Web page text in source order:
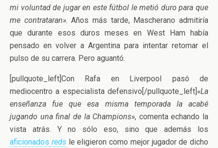
mi voluntad de jugar en este fútbol le metió duro para que
me contrataran». Años más tarde, Mascherano admitiría
que durante esos duros meses en West Ham había
pensado en volver a Argentina para intentar retomar el
pulso de su carrera. Pero aguantó.
[pullquote_left]Con Rafa en Liverpool pasó de
mediocentro a especialista defensivo[/pullquote_left]«La
enseñanza fue que esa misma temporada la acabé
jugando una final de la Champions», comenta echando la
vista atrás. Y no sólo eso, sino que además los
aficionados redsle eligieron como mejor jugador de dicho